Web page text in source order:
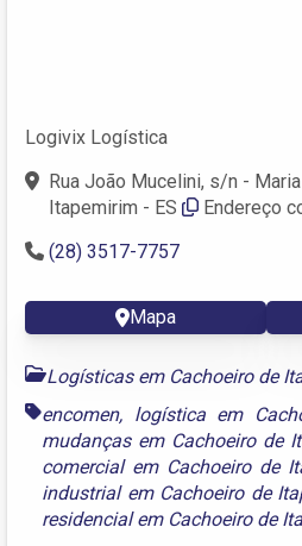
Logivix Logística
Rua João Mucelini, s/n -
Itapemirim - ES
Endereço
(28) 3517-7757
Mapa
Logísticas em Cachoeiro de
encomen, logística em
mudanças em Cachoeiro de
comercial em Cachoeiro de
industrial em Cachoeiro de
residencial em Cachoeiro de